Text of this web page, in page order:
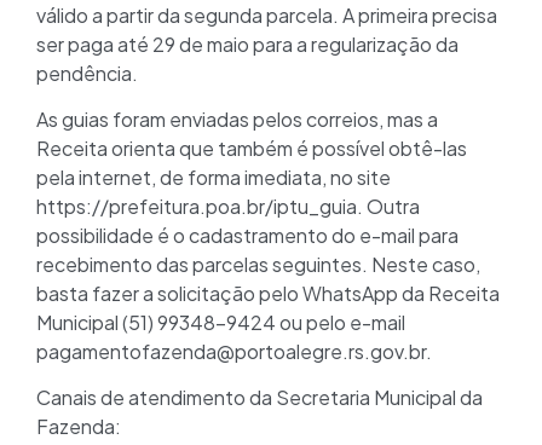
válido a partir da segunda parcela. A primeira precisa
ser paga até 29 de maio para a regularização da
pendência.
As guias foram enviadas pelos correios, mas a
Receita orienta que também é possível obtê-las
pela internet, de forma imediata, no site
https://prefeitura.poa.br/iptu_guia. Outra
possibilidade é o cadastramento do e-mail para
recebimento das parcelas seguintes. Neste caso,
basta fazer a solicitação pelo WhatsApp da Receita
Municipal (51) 99348-9424 ou pelo e-mail
pagamentofazenda@portoalegre.rs.gov.br.
Canais de atendimento da Secretaria Municipal da
Fazenda: